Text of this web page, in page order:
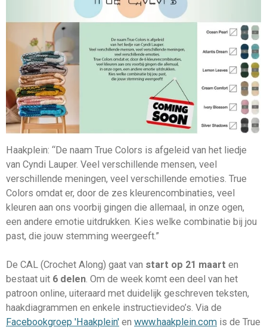
Haakplein: “De naam True Colors is afgeleid van het liedje
van Cyndi Lauper. Veel verschillende mensen, veel
verschillende meningen, veel verschillende emoties. True
Colors omdat er, door de zes kleurencombinaties, veel
kleuren aan ons voorbij gingen die allemaal, in onze ogen,
een andere emotie uitdrukken. Kies welke combinatie bij jou
past, die jouw stemming weergeeft.”
De CAL (Crochet Along) gaat van start op 21 maart en
bestaat uit 6 delen. Om de week komt een deel van het
patroon online, uiteraard met duidelijk geschreven teksten,
haakdiagrammen en enkele instructievideo’s. Via de
Facebookgroep 'Haakplein' en www.haakplein.com is de True